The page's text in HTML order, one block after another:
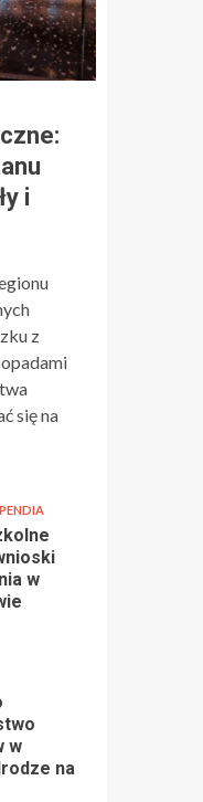
i
z
się na
w
w
na